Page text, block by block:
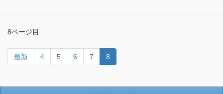
8ページ目
最新 4 5 6 7 8